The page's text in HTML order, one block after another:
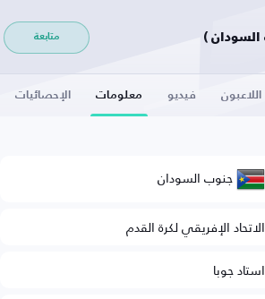
متابعة
اللاعبون فيديو معلومات الإحصائيات
جنوب السودان
الاتحاد الإفريقي لكرة القدم
استاد جوبا